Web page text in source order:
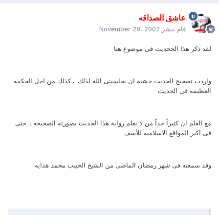
عاشق الصداقه
قام بنشر November 28, 2007
لقد ذكر هذا الححديث فى موضوع هنا
واردت تصحيح الحديث خشية ان يحاسبنى الله لذلك .. كذلك من اجل الحكمه
العظيمه فى الحديث
مع العلم ان كثيراً جداً من لا يعلم رواية هذا الحديث بصورته الصحيحه .. حتى
فى اكبر المواقع الاسلاميه للأسف
وقد سمعته فى شهر رمضان الماضى من الشيخ الحبيب محمد هدايه :